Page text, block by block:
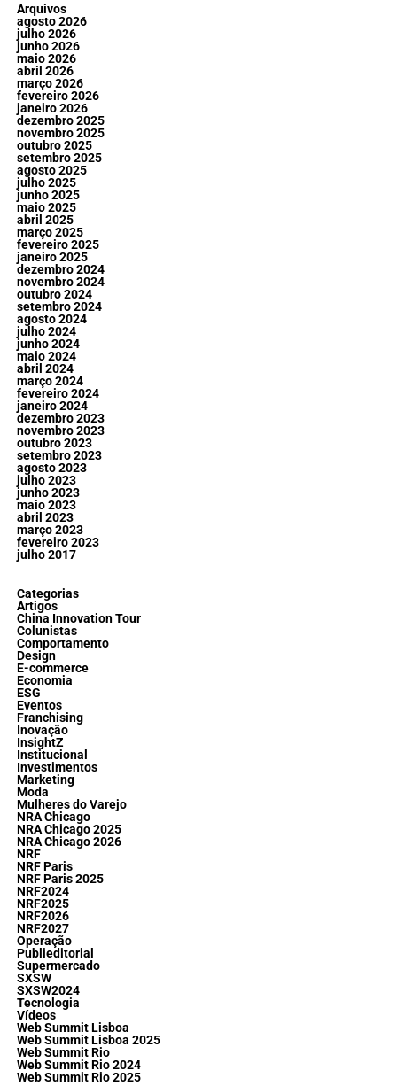
Arquivos
agosto 2026
julho 2026
junho 2026
maio 2026
abril 2026
março 2026
fevereiro 2026
janeiro 2026
dezembro 2025
novembro 2025
outubro 2025
setembro 2025
agosto 2025
julho 2025
junho 2025
maio 2025
abril 2025
março 2025
fevereiro 2025
janeiro 2025
dezembro 2024
novembro 2024
outubro 2024
setembro 2024
agosto 2024
julho 2024
junho 2024
maio 2024
abril 2024
março 2024
fevereiro 2024
janeiro 2024
dezembro 2023
novembro 2023
outubro 2023
setembro 2023
agosto 2023
julho 2023
junho 2023
maio 2023
abril 2023
março 2023
fevereiro 2023
julho 2017
Categorias
Artigos
China Innovation Tour
Colunistas
Comportamento
Design
E-commerce
Economia
ESG
Eventos
Franchising
Inovação
InsightZ
Institucional
Investimentos
Marketing
Moda
Mulheres do Varejo
NRA Chicago
NRA Chicago 2025
NRA Chicago 2026
NRF
NRF Paris
NRF Paris 2025
NRF2024
NRF2025
NRF2026
NRF2027
Operação
Publieditorial
Supermercado
SXSW
SXSW2024
Tecnologia
Vídeos
Web Summit Lisboa
Web Summit Lisboa 2025
Web Summit Rio
Web Summit Rio 2024
Web Summit Rio 2025